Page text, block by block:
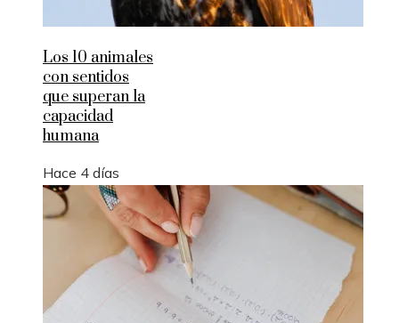
Los 10 animales
con sentidos
que superan la
capacidad
humana
Hace 4 días